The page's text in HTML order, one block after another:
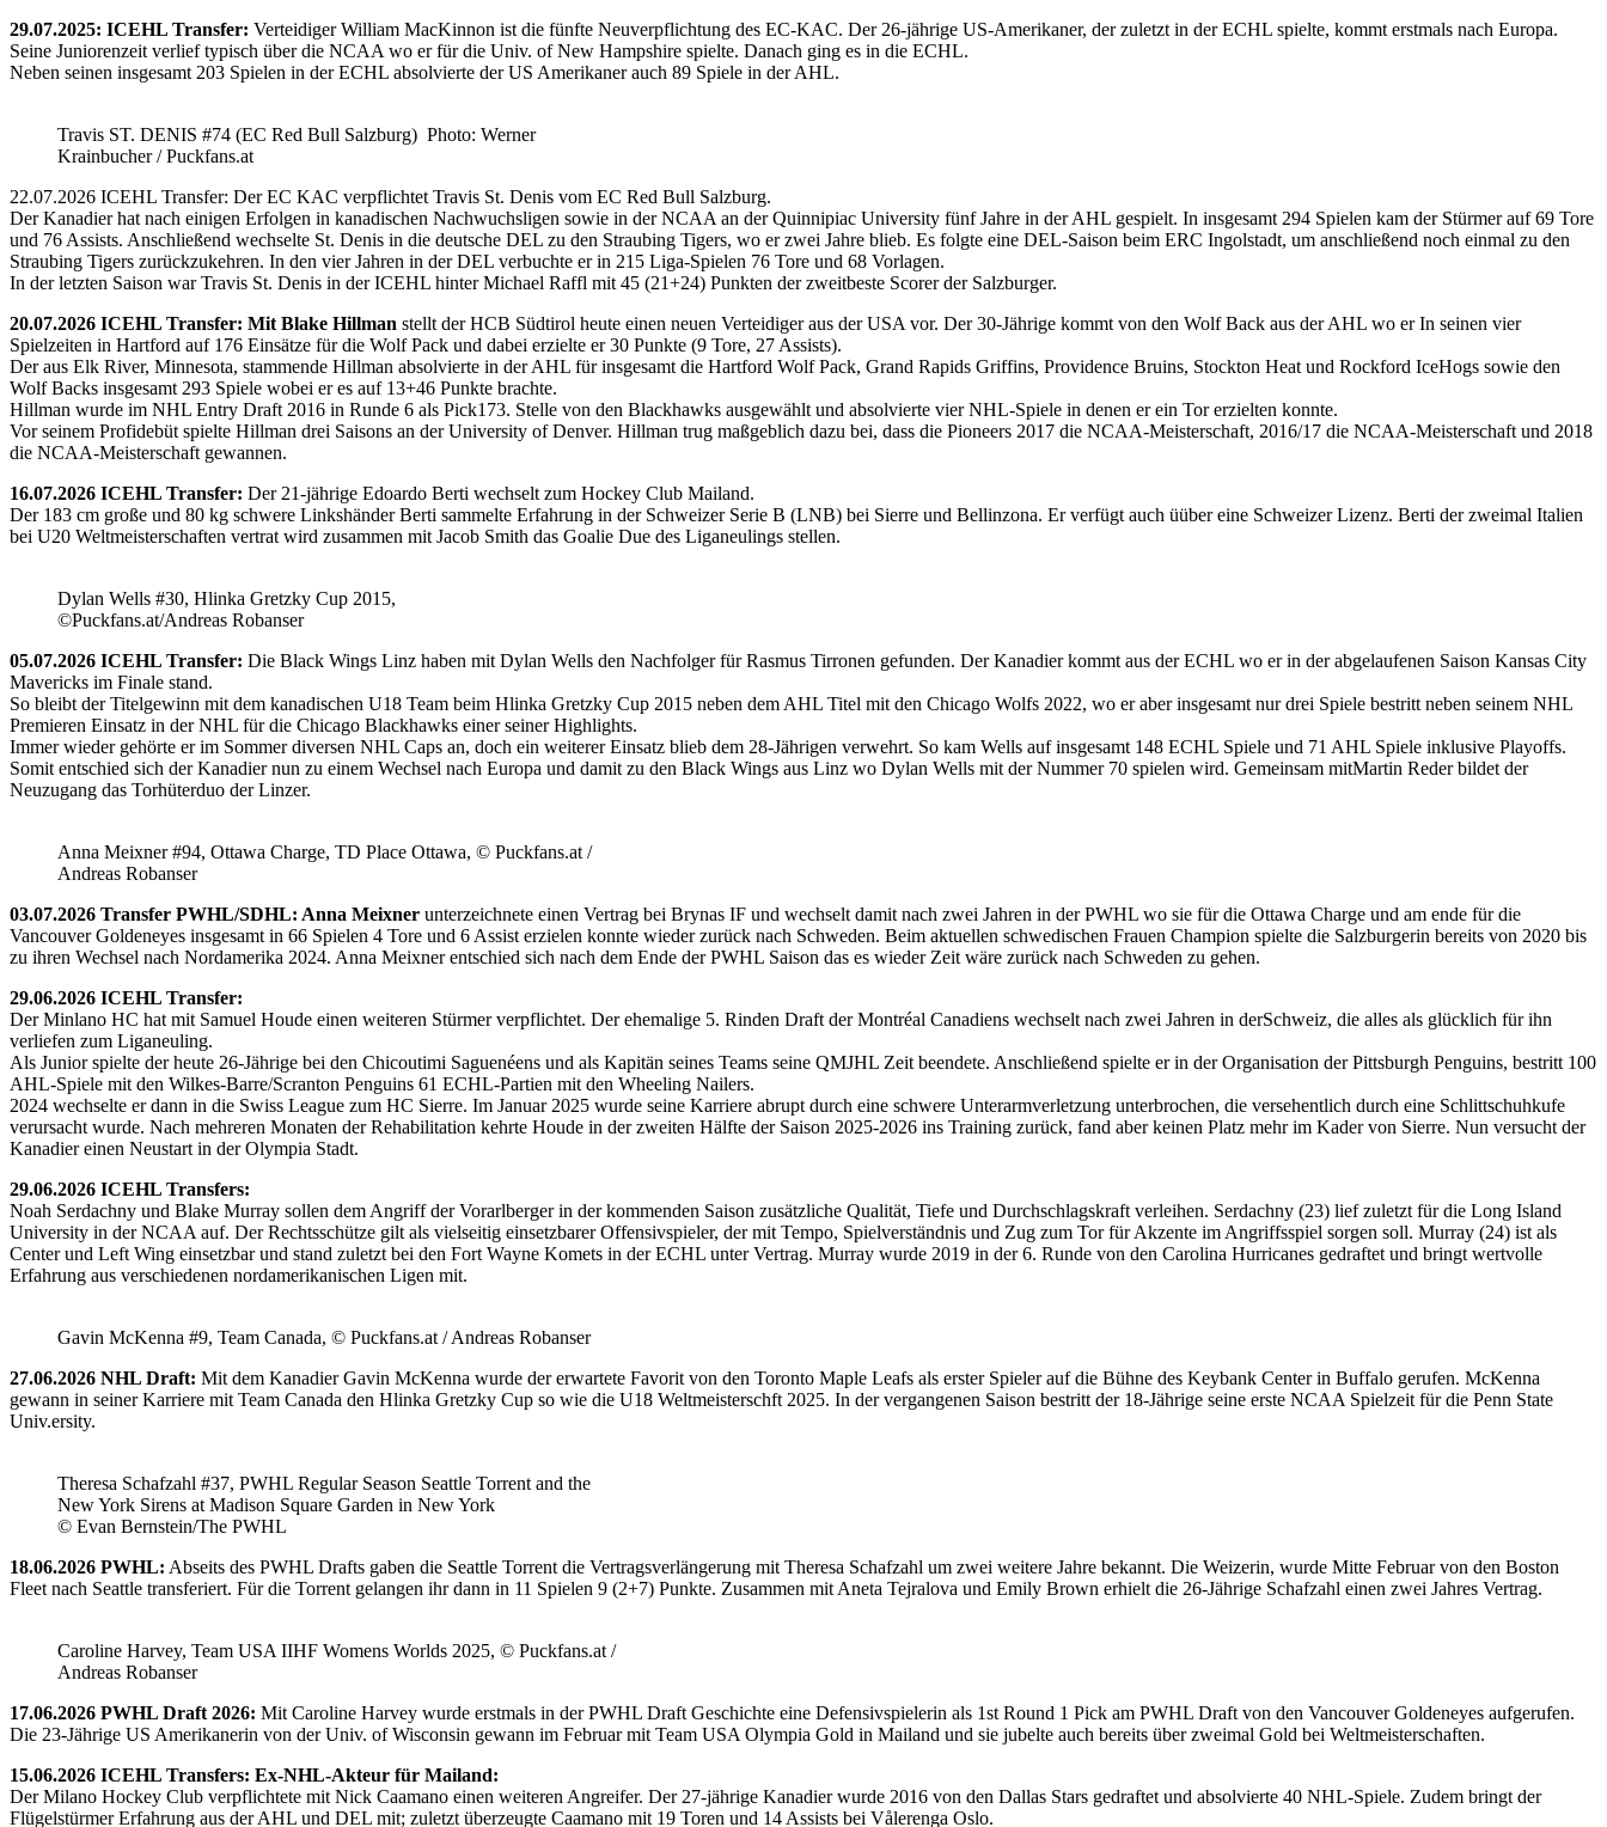
29.07.2025: ICEHL Transfer: Verteidiger William MacKinnon ist die fünfte Neuverpflichtung des EC-KAC. Der 26-jährige US-Amerikaner, der zuletzt in der ECHL spielte, kommt erstmals nach Europa.
Seine Juniorenzeit verlief typisch über die NCAA wo er für die Univ. of New Hampshire spielte. Danach ging es in die ECHL.
Neben seinen insgesamt 203 Spielen in der ECHL absolvierte der US Amerikaner auch 89 Spiele in der AHL.
Travis ST. DENIS #74 (EC Red Bull Salzburg) Photo: Werner
Krainbucher / Puckfans.at
22.07.2026 ICEHL Transfer: Der EC KAC verpflichtet Travis St. Denis vom EC Red Bull Salzburg.
Der Kanadier hat nach einigen Erfolgen in kanadischen Nachwuchsligen sowie in der NCAA an der Quinnipiac University fünf Jahre in der AHL gespielt. In insgesamt 294 Spielen kam der Stürmer auf 69 Tore
und 76 Assists. Anschließend wechselte St. Denis in die deutsche DEL zu den Straubing Tigers, wo er zwei Jahre blieb. Es folgte eine DEL-Saison beim ERC Ingolstadt, um anschließend noch einmal zu den
Straubing Tigers zurückzukehren. In den vier Jahren in der DEL verbuchte er in 215 Liga-Spielen 76 Tore und 68 Vorlagen.
In der letzten Saison war Travis St. Denis in der ICEHL hinter Michael Raffl mit 45 (21+24) Punkten der zweitbeste Scorer der Salzburger.
20.07.2026 ICEHL Transfer: Mit Blake Hillman stellt der HCB Südtirol heute einen neuen Verteidiger aus der USA vor. Der 30-Jährige kommt von den Wolf Back aus der AHL wo er In seinen vier
Spielzeiten in Hartford auf 176 Einsätze für die Wolf Pack und dabei erzielte er 30 Punkte (9 Tore, 27 Assists).
Der aus Elk River, Minnesota, stammende Hillman absolvierte in der AHL für insgesamt die Hartford Wolf Pack, Grand Rapids Griffins, Providence Bruins, Stockton Heat und Rockford IceHogs sowie den
Wolf Backs insgesamt 293 Spiele wobei er es auf 13+46 Punkte brachte.
Hillman wurde im NHL Entry Draft 2016 in Runde 6 als Pick173. Stelle von den Blackhawks ausgewählt und absolvierte vier NHL-Spiele in denen er ein Tor erzielten konnte.
Vor seinem Profidebüt spielte Hillman drei Saisons an der University of Denver. Hillman trug maßgeblich dazu bei, dass die Pioneers 2017 die NCAA-Meisterschaft, 2016/17 die NCAA-Meisterschaft und 2018
die NCAA-Meisterschaft gewannen.
16.07.2026 ICEHL Transfer: Der 21-jährige Edoardo Berti wechselt zum Hockey Club Mailand.
Der 183 cm große und 80 kg schwere Linkshänder Berti sammelte Erfahrung in der Schweizer Serie B (LNB) bei Sierre und Bellinzona. Er verfügt auch üüber eine Schweizer Lizenz. Berti der zweimal Italien
bei U20 Weltmeisterschaften vertrat wird zusammen mit Jacob Smith das Goalie Due des Liganeulings stellen.
Dylan Wells #30, Hlinka Gretzky Cup 2015,
©Puckfans.at/Andreas Robanser
05.07.2026 ICEHL Transfer: Die Black Wings Linz haben mit Dylan Wells den Nachfolger für Rasmus Tirronen gefunden. Der Kanadier kommt aus der ECHL wo er in der abgelaufenen Saison Kansas City
Mavericks im Finale stand.
So bleibt der Titelgewinn mit dem kanadischen U18 Team beim Hlinka Gretzky Cup 2015 neben dem AHL Titel mit den Chicago Wolfs 2022, wo er aber insgesamt nur drei Spiele bestritt neben seinem NHL
Premieren Einsatz in der NHL für die Chicago Blackhawks einer seiner Highlights.
Immer wieder gehörte er im Sommer diversen NHL Caps an, doch ein weiterer Einsatz blieb dem 28-Jährigen verwehrt. So kam Wells auf insgesamt 148 ECHL Spiele und 71 AHL Spiele inklusive Playoffs.
Somit entschied sich der Kanadier nun zu einem Wechsel nach Europa und damit zu den Black Wings aus Linz wo Dylan Wells mit der Nummer 70 spielen wird. Gemeinsam mitMartin Reder bildet der
Neuzugang das Torhüterduo der Linzer.
Anna Meixner #94, Ottawa Charge, TD Place Ottawa, © Puckfans.at /
Andreas Robanser
03.07.2026 Transfer PWHL/SDHL: Anna Meixner unterzeichnete einen Vertrag bei Brynas IF und wechselt damit nach zwei Jahren in der PWHL wo sie für die Ottawa Charge und am ende für die
Vancouver Goldeneyes insgesamt in 66 Spielen 4 Tore und 6 Assist erzielen konnte wieder zurück nach Schweden. Beim aktuellen schwedischen Frauen Champion spielte die Salzburgerin bereits von 2020 bis
zu ihren Wechsel nach Nordamerika 2024. Anna Meixner entschied sich nach dem Ende der PWHL Saison das es wieder Zeit wäre zurück nach Schweden zu gehen.
29.06.2026 ICEHL Transfer:
Der Minlano HC hat mit Samuel Houde einen weiteren Stürmer verpflichtet. Der ehemalige 5. Rinden Draft der Montréal Canadiens wechselt nach zwei Jahren in derSchweiz, die alles als glücklich für ihn
verliefen zum Liganeuling.
Als Junior spielte der heute 26-Jährige bei den Chicoutimi Saguenéens und als Kapitän seines Teams seine QMJHL Zeit beendete. Anschließend spielte er in der Organisation der Pittsburgh Penguins, bestritt 100
AHL-Spiele mit den Wilkes-Barre/Scranton Penguins 61 ECHL-Partien mit den Wheeling Nailers.
2024 wechselte er dann in die Swiss League zum HC Sierre. Im Januar 2025 wurde seine Karriere abrupt durch eine schwere Unterarmverletzung unterbrochen, die versehentlich durch eine Schlittschuhkufe
verursacht wurde. Nach mehreren Monaten der Rehabilitation kehrte Houde in der zweiten Hälfte der Saison 2025-2026 ins Training zurück, fand aber keinen Platz mehr im Kader von Sierre. Nun versucht der
Kanadier einen Neustart in der Olympia Stadt.
29.06.2026 ICEHL Transfers:
Noah Serdachny und Blake Murray sollen dem Angriff der Vorarlberger in der kommenden Saison zusätzliche Qualität, Tiefe und Durchschlagskraft verleihen. Serdachny (23) lief zuletzt für die Long Island
University in der NCAA auf. Der Rechtsschütze gilt als vielseitig einsetzbarer Offensivspieler, der mit Tempo, Spielverständnis und Zug zum Tor für Akzente im Angriffsspiel sorgen soll. Murray (24) ist als
Center und Left Wing einsetzbar und stand zuletzt bei den Fort Wayne Komets in der ECHL unter Vertrag. Murray wurde 2019 in der 6. Runde von den Carolina Hurricanes gedraftet und bringt wertvolle
Erfahrung aus verschiedenen nordamerikanischen Ligen mit.
Gavin McKenna #9, Team Canada, © Puckfans.at / Andreas Robanser
27.06.2026 NHL Draft: Mit dem Kanadier Gavin McKenna wurde der erwartete Favorit von den Toronto Maple Leafs als erster Spieler auf die Bühne des Keybank Center in Buffalo gerufen. McKenna
gewann in seiner Karriere mit Team Canada den Hlinka Gretzky Cup so wie die U18 Weltmeisterschft 2025. In der vergangenen Saison bestritt der 18-Jährige seine erste NCAA Spielzeit für die Penn State
Univ.ersity.
Theresa Schafzahl #37, PWHL Regular Season Seattle Torrent and the
New York Sirens at Madison Square Garden in New York
© Evan Bernstein/The PWHL
18.06.2026 PWHL: Abseits des PWHL Drafts gaben die Seattle Torrent die Vertragsverlängerung mit Theresa Schafzahl um zwei weitere Jahre bekannt. Die Weizerin, wurde Mitte Februar von den Boston
Fleet nach Seattle transferiert. Für die Torrent gelangen ihr dann in 11 Spielen 9 (2+7) Punkte. Zusammen mit Aneta Tejralova und Emily Brown erhielt die 26-Jährige Schafzahl einen zwei Jahres Vertrag.
Caroline Harvey, Team USA IIHF Womens Worlds 2025, © Puckfans.at /
Andreas Robanser
17.06.2026 PWHL Draft 2026: Mit Caroline Harvey wurde erstmals in der PWHL Draft Geschichte eine Defensivspielerin als 1st Round 1 Pick am PWHL Draft von den Vancouver Goldeneyes aufgerufen.
Die 23-Jährige US Amerikanerin von der Univ. of Wisconsin gewann im Februar mit Team USA Olympia Gold in Mailand und sie jubelte auch bereits über zweimal Gold bei Weltmeisterschaften.
15.06.2026 ICEHL Transfers: Ex-NHL-Akteur für Mailand:
Der Milano Hockey Club verpflichtete mit Nick Caamano einen weiteren Angreifer. Der 27-jährige Kanadier wurde 2016 von den Dallas Stars gedraftet und absolvierte 40 NHL-Spiele. Zudem bringt der
Flügelstürmer Erfahrung aus der AHL und DEL mit; zuletzt überzeugte Caamano mit 19 Toren und 14 Assists bei Vålerenga Oslo.